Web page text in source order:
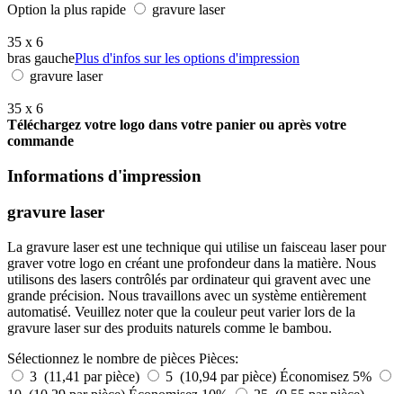
Option la plus rapide
gravure laser
35 x 6
bras gauchePlus d'infos sur les options d'impression
gravure laser
35 x 6
Téléchargez votre logo dans votre panier ou après votre
commande
Informations d'impression
gravure laser
La gravure laser est une technique qui utilise un faisceau laser pour
graver votre logo en créant une profondeur dans la matière. Nous
utilisons des lasers contrôlés par ordinateur qui gravent avec une
grande précision. Nous travaillons avec un système entièrement
automatisé. Veuillez noter que la couleur peut varier lors de la
gravure laser sur des produits naturels comme le bambou.
Sélectionnez le nombre de pièces Pièces:
3 (11,41 par pièce)
5 (10,94 par pièce) Économisez 5%